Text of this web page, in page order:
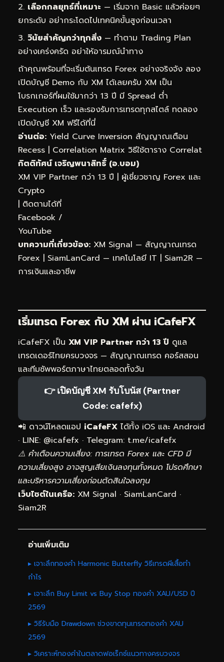
เลือกกลยุทธ์ที่เหมาะ — เริ่มจาก Basic แล้วค่อยๆ
ยกระดับ อย่ากระโดดไปเทคนิคขั้นสูงก่อนเวลา
วินัยสำคัญกว่าทุกสิ่ง — ทำตาม Trading Plan
อย่างเคร่งครัด อย่าให้อารมณ์นำทาง
ถ้าคุณพร้อมที่จะเริ่มต้นเทรด Forex อย่างจริงจัง ลอง
เปิดบัญชี Demo กับ XM ได้เลยครับ XM เป็น
โบรกเกอร์ที่ผมใช้มากว่า 13 ปี มี Spread ต่ำ
Execution เร็ว และรองรับการเทรดทุกสไตล์ ทดลอง
เปิดบัญชี XM ฟรีได้ที่นี่
อ่านต่อ: Yield Curve Inversion สัญญาณเตือน
Recess | Correlation Matrix วิธีใช้ตาราง Correlat
กิตติทัศน์ เจริญพนาสิทธิ์ (อ.บอม)
XM VIP Partner กว่า 13 ปี | ผู้เชี่ยวชาญ Forex และ
Crypto
| ติดตามได้ที่
Facebook /
YouTube
บทความที่เกี่ยวข้อง: XM Signal — สัญญาณเทรด
Forex | SiamLanCard — เทคโนโลยี IT | Siam2R —
การเงินและอาชีพ
เริ่มเทรด Forex กับ XM ผ่าน iCafeFX
iCafeFX เป็น XM VIP Partner กว่า 13 ปี ดูแล
เทรดเดอร์ไทยครบวงจร — สัญญาณเทรด คอร์สสอน
และทีมซัพพอร์ตภาษาไทยตลอดทั้งวัน
👉 เปิดบัญชี XM รับโบนัส (Partner
Code: cafefx)
📲 ดาวน์โหลดแอป iCafeFX ได้ทั้ง iOS และ Android
· LINE: @icafefx · Telegram: t.me/icafefx
⚠️ คำเตือนความเสี่ยง: การเทรด Forex และ CFD มี
ความเสี่ยงสูง อาจสูญเสียเงินลงทุนทั้งหมด โปรดศึกษา
และบริหารความเสี่ยงก่อนตัดสินใจลงทุน
เว็บไซต์ในเครือ: XM Signal · SiamLanCard ·
Siam2R
อ่านเพิ่มเติม
▸ เจาะลึกทองคำ Harmonic Butterfly วิธีเทรดผีเสื้อทำ
กำไร
▸ เจาะลึก Buy Limit vs Buy Stop ทองคำ XAU/USD ปี
2569
▸ วิธีรับมือ Drawdown ช่วงขาดทุนเทรดทองคำ XAU
2569
▸ วิเคราะห์ทองคำในตลาดฟอเร็กซ์แนวทางครบวงจร